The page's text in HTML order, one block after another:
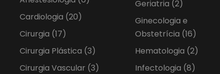
Cardiologia (20)
Cirurgia (17)
Cirurgia Plástica (3)
Cirurgia Vascular (3)
Geriatria (2)
Ginecologia e
Obstetrícia (16)
Hematologia (2)
Infectologia (8)